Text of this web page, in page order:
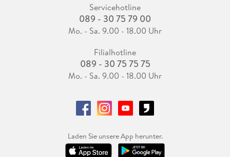
Servicehotline
089 - 30 75 79 00
Mo. - Sa. 9.00 - 18.00 Uhr
Filialhotline
089 - 30 75 75 75
Mo. - Sa. 9.00 - 18.00 Uhr
Laden Sie unsere App herunter.